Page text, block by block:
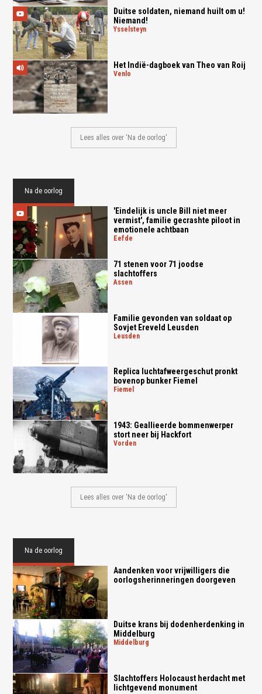
Duitse soldaten, niemand huilt om u!
Niemand!
ysselsteyn
Het Indië-dagboek van Theo van Roij
venlo
Lees alles over 'Na de oorlog'
Na de oorlog
'Eindelijk is uncle Bill niet meer
vermist', familie gecrashte piloot in
emotionele achtbaan
eefde
71 stenen voor 71 joodse
slachtoffers
assen
Familie gevonden van soldaat op
Sovjet Ereveld Leusden
leusden
Replica luchtafweergeschut pronkt
bovenop bunker Fiemel
fiemel
1943: Geallieerde bommenwerper
stort neer bij Hackfort
vorden
Lees alles over 'Na de oorlog'
Na de oorlog
Aandenken voor vrijwilligers die
oorlogsherinneringen doorgeven
Duitse krans bij dodenherdenking in
Middelburg
middelburg
Slachtoffers Holocaust herdacht met
lichtgevend monument